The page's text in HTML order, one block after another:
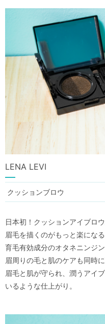
LENA LEVI
クッションブロウ
日本初！クッションアイブロウ
眉毛を描くのがもっと楽にな
育毛有効成分のオタネニンジ
眉周りの毛と肌のケアも同時に
眉毛と肌が守られ、潤うアイ
いるような仕上がり。